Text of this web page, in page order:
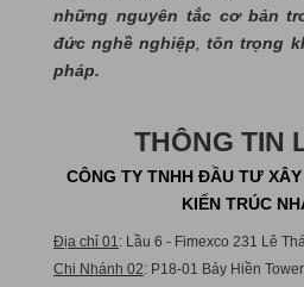
những nguyên tắc cơ bản
đức nghề nghiệp,tôn trọng
pháp.
THÔNG TIN
CÔNG TY TNHH ĐẦU TƯ
KIẾN TRÚC
Địa chỉ 01 : Lầu 6 - Fimexco 231 Lê
Chi Nhánh 02: P18-01 Bảy Hiền